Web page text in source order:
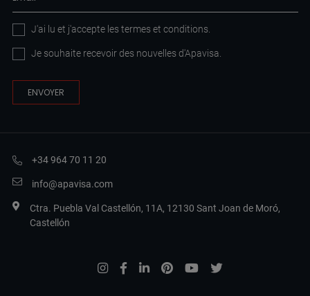
J'ai lu et j'accepte lestermes et conditions.
Je souhaite recevoir des nouvelles d'Apavisa.
+34 964 70 11 20
info@apavisa.com
Ctra. Puebla Val Castellón, 11A, 12130 Sant Joan de Moró,
Castellón